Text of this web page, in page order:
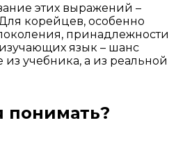
этих выражений –
корейцев, особенно
принадлежности
язык – шанс
из учебника, а из реальной
понимать?